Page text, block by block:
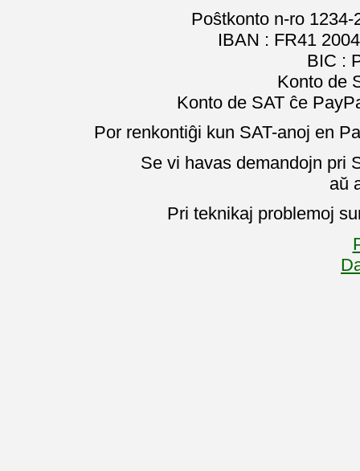
Poŝtkonto n-ro
IBAN : FR41
BIC :
Konto de
Konto de SAT ĉe
Por renkontiĝi kun SAT-anoj en
Se vi havas demandojn pri
aŭ
Pri teknikaj problemoj